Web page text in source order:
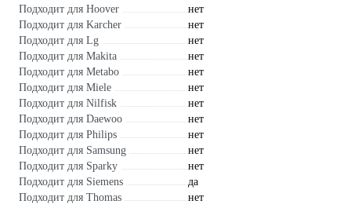
Подходит для Hoover
нет
Подходит для Karcher
нет
Подходит для Lg
нет
Подходит для Makita
нет
Подходит для Metabo
нет
Подходит для Miele
нет
Подходит для Nilfisk
нет
Подходит для Daewoo
нет
Подходит для Philips
нет
Подходит для Samsung
нет
Подходит для Sparky
нет
Подходит для Siemens
да
Подходит для Thomas
нет